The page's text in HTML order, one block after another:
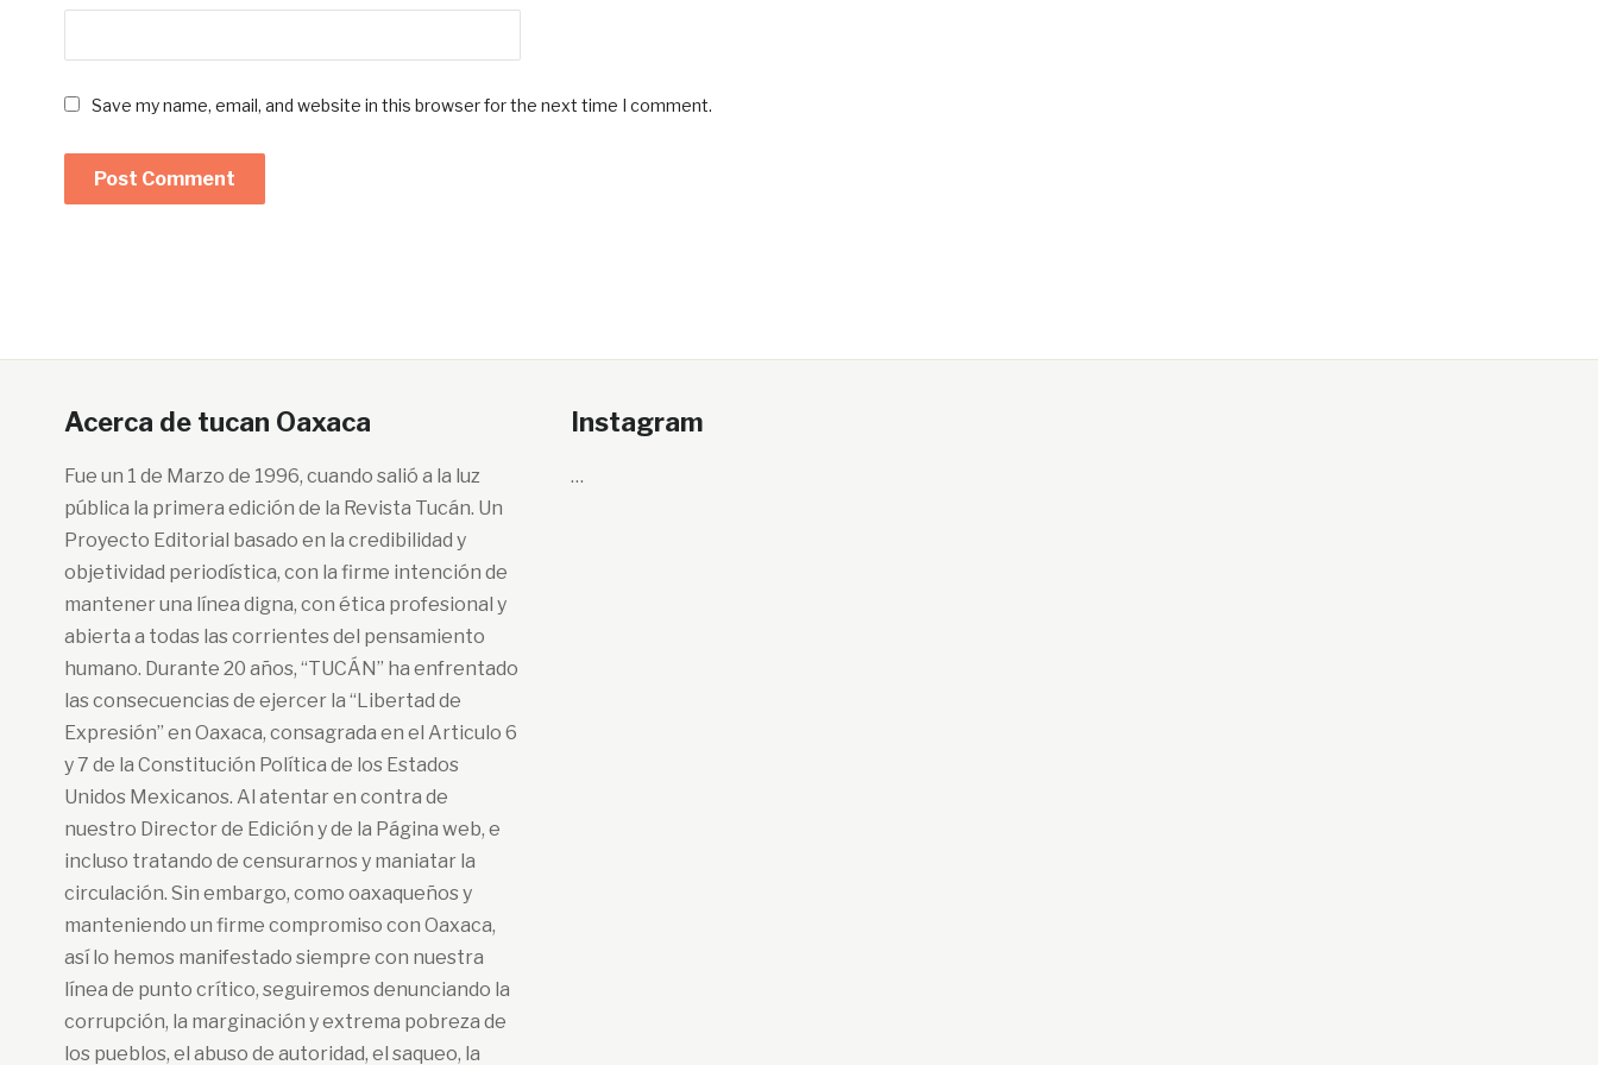
Save my name, email, and website in this browser for the next time I comment.
Acerca de tucan Oaxaca
Fue un 1 de Marzo de 1996, cuando salió a la luz
pública la primera edición de la Revista Tucán. Un
Proyecto Editorial basado en la credibilidad y
objetividad periodística, con la firme intención de
mantener una línea digna, con ética profesional y
abierta a todas las corrientes del pensamiento
humano. Durante 20 años, “TUCÁN” ha enfrentado
las consecuencias de ejercer la “Libertad de
Expresión” en Oaxaca, consagrada en el Articulo 6
y 7 de la Constitución Política de los Estados
Unidos Mexicanos. Al atentar en contra de
nuestro Director de Edición y de la Página web, e
incluso tratando de censurarnos y maniatar la
circulación. Sin embargo, como oaxaqueños y
manteniendo un firme compromiso con Oaxaca,
así lo hemos manifestado siempre con nuestra
línea de punto crítico, seguiremos denunciando la
corrupción, la marginación y extrema pobreza de
los pueblos, el abuso de autoridad, el saqueo, la
Instagram
…